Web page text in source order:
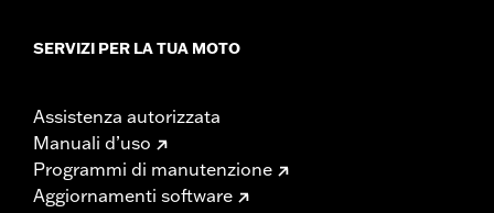
SERVIZI PER LA TUA MOTO
Assistenza autorizzata
Manuali d’uso
Programmi di manutenzione
Aggiornamenti software